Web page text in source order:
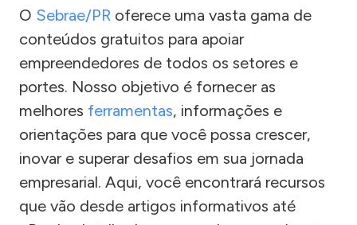
O Sebrae/PR oferece uma vasta gama de
conteúdos gratuitos para apoiar
empreendedores de todos os setores e
portes. Nosso objetivo é fornecer as
melhores ferramentas, informações e
orientações para que você possa crescer,
inovar e superar desafios em sua jornada
empresarial. Aqui, você encontrará recursos
que vão desde artigos informativos até